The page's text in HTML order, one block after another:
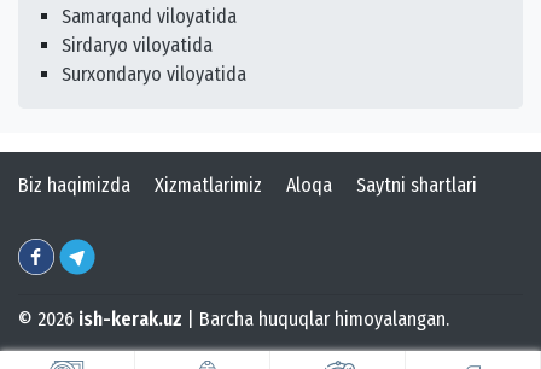
Samarqand viloyatida
Sirdaryo viloyatida
Surxondaryo viloyatida
Biz haqimizda Xizmatlarimiz Aloqa Saytni shartlari
© 2026 ish-kerak.uz | Barcha huquqlar himoyalangan.